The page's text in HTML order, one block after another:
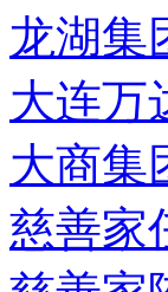
龙湖集
大连万
大商集
慈善家